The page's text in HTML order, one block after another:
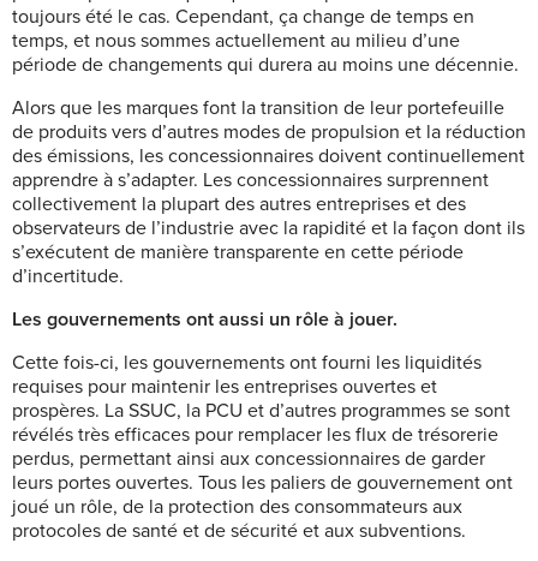
toujours été le cas. Cependant, ça change de temps en
temps, et nous sommes actuellement au milieu d’une
période de changements qui durera au moins une décennie.
Alors que les marques font la transition de leur portefeuille
de produits vers d’autres modes de propulsion et la réduction
des émissions, les concessionnaires doivent continuellement
apprendre à s’adapter. Les concessionnaires surprennent
collectivement la plupart des autres entreprises et des
observateurs de l’industrie avec la rapidité et la façon dont ils
s’exécutent de manière transparente en cette période
d’incertitude.
Les gouvernements ont aussi un rôle à jouer.
Cette fois-ci, les gouvernements ont fourni les liquidités
requises pour maintenir les entreprises ouvertes et
prospères. La SSUC, la PCU et d’autres programmes se sont
révélés très efficaces pour remplacer les flux de trésorerie
perdus, permettant ainsi aux concessionnaires de garder
leurs portes ouvertes. Tous les paliers de gouvernement ont
joué un rôle, de la protection des consommateurs aux
protocoles de santé et de sécurité et aux subventions.